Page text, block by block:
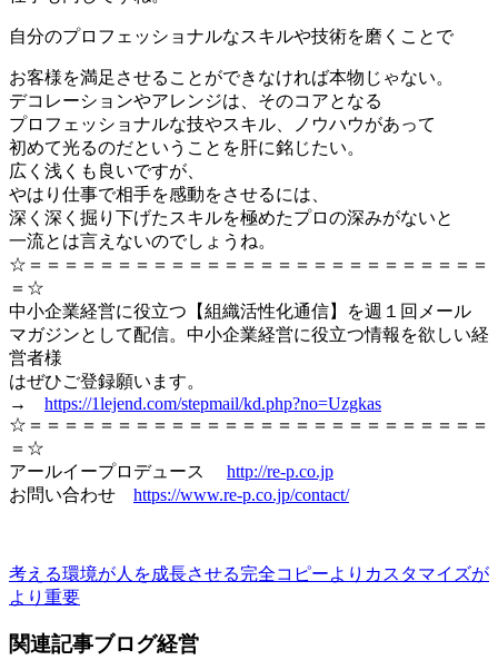
自分のプロフェッショナルなスキルや技術を磨くことで
お客様を満足させることができなければ本物じゃない。
デコレーションやアレンジは、そのコアとなる
プロフェッショナルな技やスキル、ノウハウがあって
初めて光るのだということを肝に銘じたい。
広く浅くも良いですが、
やはり仕事で相手を感動をさせるには、
深く深く掘り下げたスキルを極めたプロの深みがないと
一流とは言えないのでしょうね。
☆＝＝＝＝＝＝＝＝＝＝＝＝＝＝＝＝＝＝＝＝＝＝＝＝＝＝
＝☆
中小企業経営に役立つ【組織活性化通信】を週１回メール
マガジンとして配信。中小企業経営に役立つ情報を欲しい経
営者様
はぜひご登録願います。
→ https://1lejend.com/stepmail/kd.php?no=Uzgkas
☆＝＝＝＝＝＝＝＝＝＝＝＝＝＝＝＝＝＝＝＝＝＝＝＝＝＝
＝☆
アールイープロデュース http://re-p.co.jp
お問い合わせ https://www.re-p.co.jp/contact/
考える環境が人を成長させる完全コピーよりカスタマイズが
より重要
関連記事ブログ経営